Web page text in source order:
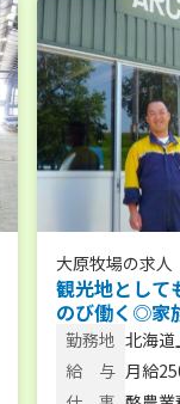
大原牧場の求人
観光地として
のび働く◎家
で、酪農の
す！ 【月給
用】
勤務地 北海
給 与 月給